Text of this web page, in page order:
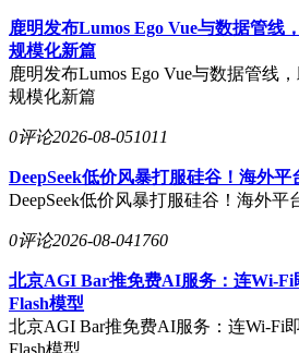
鹿明发布Lumos Ego Vue与数据管线
规模化新篇
鹿明发布Lumos Ego Vue与数据管线
规模化新篇
0评论2026-08-051011
DeepSeek低价风暴打服硅谷！海外平
DeepSeek低价风暴打服硅谷！海外平
0评论2026-08-041760
北京AGI Bar推免费AI服务：连Wi-Fi
Flash模型
北京AGI Bar推免费AI服务：连Wi-Fi
Flash模型